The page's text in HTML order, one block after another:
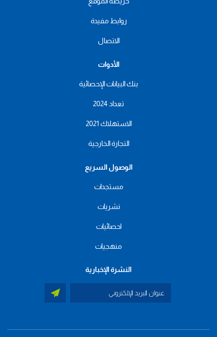
روابط مفيدة
الاتصال
الأدوات
بنك البيانات الإحصائية
تعداد 2024
الاستهلاك 2021
التجارة الخارجية
الوصول السريع
مستجدات
نشريات
احصائيات
منهجيات
النشرة الإخبارية